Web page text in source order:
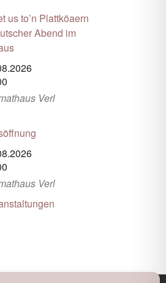
us to’n Plattköaern
Abend im
Verl
Verl